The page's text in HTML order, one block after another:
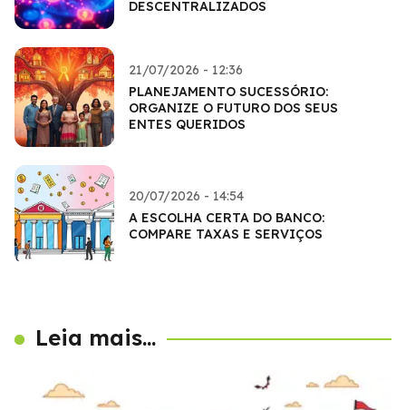
DESCENTRALIZADOS
21/07/2026 - 12:36
PLANEJAMENTO SUCESSÓRIO:
ORGANIZE O FUTURO DOS SEUS
ENTES QUERIDOS
20/07/2026 - 14:54
A ESCOLHA CERTA DO BANCO:
COMPARE TAXAS E SERVIÇOS
Leia mais...